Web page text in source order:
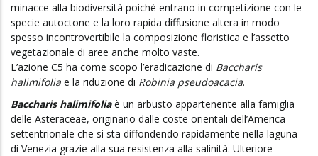
minacce alla biodiversità poichè entrano in competizione con le
specie autoctone e la loro rapida diffusione altera in modo
spesso incontrovertibile la composizione floristica e l’assetto
vegetazionale di aree anche molto vaste.
L’azione C5 ha come scopo l’eradicazione di Baccharis
halimifolia e la riduzione di Robinia pseudoacacia.
Baccharis halimifoliaè un arbusto appartenente alla famiglia
delle Asteraceae, originario dalle coste orientali dell’America
settentrionale che si sta diffondendo rapidamente nella laguna
di Venezia grazie alla sua resistenza alla salinità. Ulteriore